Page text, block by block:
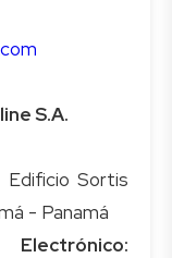
S.A.
Edificio Sortis